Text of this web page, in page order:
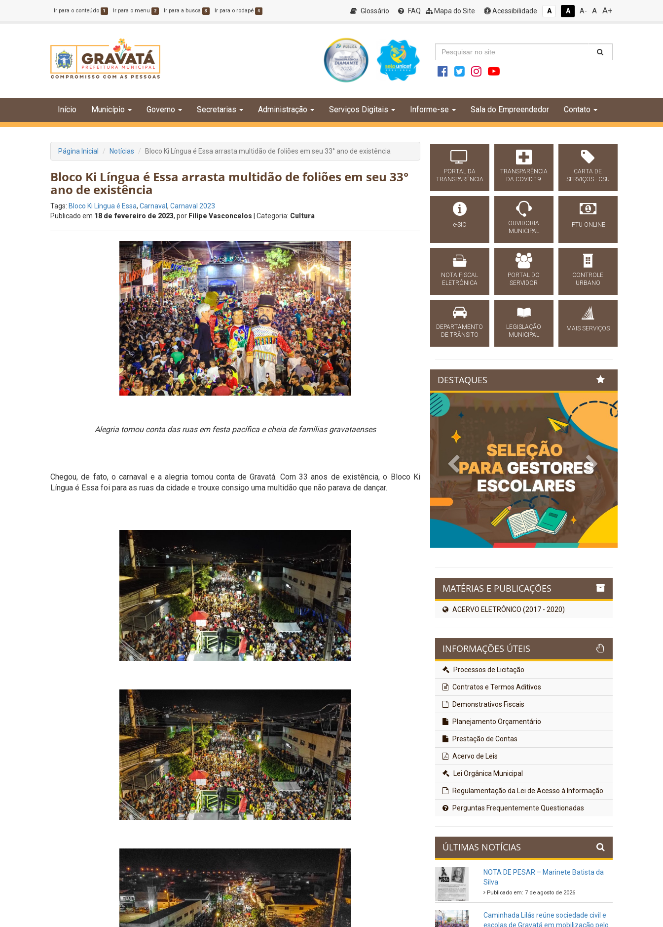
Ir para o conteúdo 1 Ir para o menu 2 Ir para a busca 3 Ir para o rodapé 4 Glossário FAQ Mapa do Site Acessibilidade A A A- A A+
Início Município Governo Secretarias Administração Serviços Digitais Informe-se Sala do Empreendedor Contato
Página Inicial Notícias Bloco Ki Língua é Essa arrasta multidão de foliões em seu 33° ano de existência
Bloco Ki Língua é Essa arrasta multidão de foliões em seu 33°
ano de existência
Tags: Bloco Ki Língua é Essa, Carnaval , Carnaval 2023
Publicado em 18 de fevereiro de 2023, por Filipe Vasconcelos | Categoria: Cultura
Alegria tomou conta das ruas em festa pacífica e cheia de famílias gravataenses
Chegou, de fato, o carnaval e a alegria tomou conta de Gravatá. Com 33 anos de existência, o Bloco Ki
Língua é Essa foi para as ruas da cidade e trouxe consigo uma multidão que não parava de dançar.
PORTAL DA
TRANSPARÊNCIA
TRANSPARÊNCIA
DA COVID-19
CARTA DE
SERVIÇOS - CSU
e-SIC
OUVIDORIA
MUNICIPAL
IPTU ONLINE
NOTA FISCAL
ELETRÔNICA
PORTAL DO
SERVIDOR
CONTROLE
URBANO
DEPARTAMENTO
DE TRÂNSITO
LEGISLAÇÃO
MUNICIPAL
MAIS SERVIÇOS
DESTAQUES
Previous Next
MATÉRIAS E PUBLICAÇÕES
ACERVO ELETRÔNICO (2017 - 2020)
INFORMAÇÕES ÚTEIS
Processos de Licitação
Contratos e Termos Aditivos
Demonstrativos Fiscais
Planejamento Orçamentário
Prestação de Contas
Acervo de Leis
Lei Orgânica Municipal
Regulamentação da Lei de Acesso à Informação
Perguntas Frequentemente Questionadas
ÚLTIMAS NOTÍCIAS
NOTA DE PESAR – Marinete Batista da
Silva
Publicado em: 7 de agosto de 2026
Caminhada Lilás reúne sociedade civil e
escolas de Gravatá em mobilização pelo